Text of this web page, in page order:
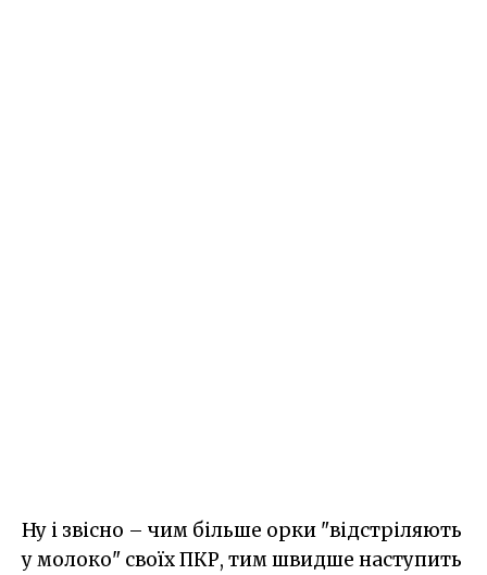
Ну і звісно – чим більше орки "відстріляють
у молоко" своїх ПКР, тим швидше наступить